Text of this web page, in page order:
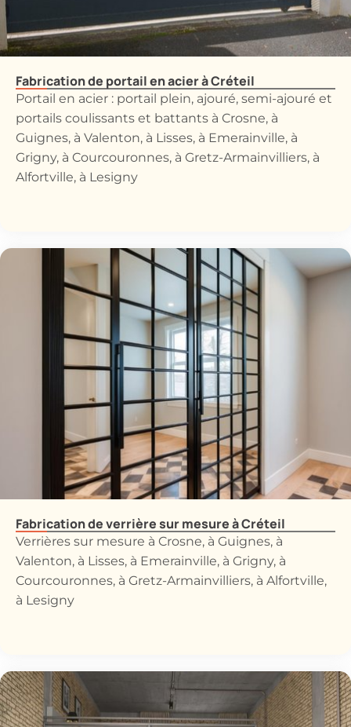
Fabrication de portail en acier à Créteil
Portail en acier : portail plein, ajouré, semi-ajouré et
portails coulissants et battants à Crosne, à
Guignes, à Valenton, à Lisses, à Emerainville, à
Grigny, à Courcouronnes, à Gretz-Armainvilliers, à
Alfortville, à Lesigny
Fabrication de verrière sur mesure à Créteil
Verrières sur mesure à Crosne, à Guignes, à
Valenton, à Lisses, à Emerainville, à Grigny, à
Courcouronnes, à Gretz-Armainvilliers, à Alfortville,
à Lesigny